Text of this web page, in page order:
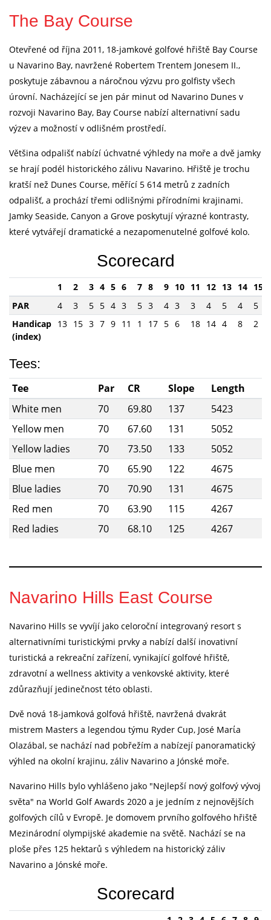
The Bay Course
Otevřené od října 2011, 18-jamkové golfové hřiště Bay Course
u Navarino Bay, navržené Robertem Trentem Jonesem II.,
poskytuje zábavnou a náročnou výzvu pro golfisty všech
úrovní. Nacházející se jen pár minut od Navarino Dunes v
rozvoji Navarino Bay, Bay Course nabízí alternativní sadu
výzev a možností v odlišném prostředí.
Většina odpališť nabízí úchvatné výhledy na moře a dvě jamky
se hrají podél historického zálivu Navarino. Hřiště je trochu
kratší než Dunes Course, měřící 5 614 metrů z zadních
odpališť, a prochází třemi odlišnými přírodními krajinami.
Jamky Seaside, Canyon a Grove poskytují výrazné kontrasty,
které vytvářejí dramatické a nezapomenutelné golfové kolo.
Scorecard
1 2 3 4 5 6 7 8 9 10 11 12 13 14 15
PAR
4 3 5 5 4 3 5 3 4 3 3 4 5 4 5
Handicap
(index)
13 15 3 7 9 11 1 17 5 6 18 14 4 8 2
Tees:
Tee Par CR Slope
Length
White men
70 69.80 137
5423
Yellow men
70 67.60 131
5052
Yellow ladies
70 73.50 133
5052
Blue men
70 65.90 122
4675
Blue ladies
70 70.90 131
4675
Red men
70 63.90 115
4267
Red ladies
70 68.10 125 4267
Navarino Hills East Course
Navarino Hills se vyvíjí jako celoroční integrovaný resort s
alternativními turistickými prvky a nabízí další inovativní
turistická a rekreační zařízení, vynikající golfové hřiště,
zdravotní a wellness aktivity a venkovské aktivity, které
zdůrazňují jedinečnost této oblasti.
Dvě nová 18-jamková golfová hřiště, navržená dvakrát
mistrem Masters a legendou týmu Ryder Cup, José Marίa
Olazábal, se nachází nad pobřežím a nabízejí panoramatický
výhled na okolní krajinu, záliv Navarino a Jónské moře.
Navarino Hills bylo vyhlášeno jako "Nejlepší nový golfový vývoj
světa" na World Golf Awards 2020 a je jedním z nejnovějších
golfových cílů v Evropě. Je domovem prvního golfového hřiště
Mezinárodní olympijské akademie na světě. Nachází se na
ploše přes 125 hektarů s výhledem na historický záliv
Navarino a Jónské moře.
Scorecard